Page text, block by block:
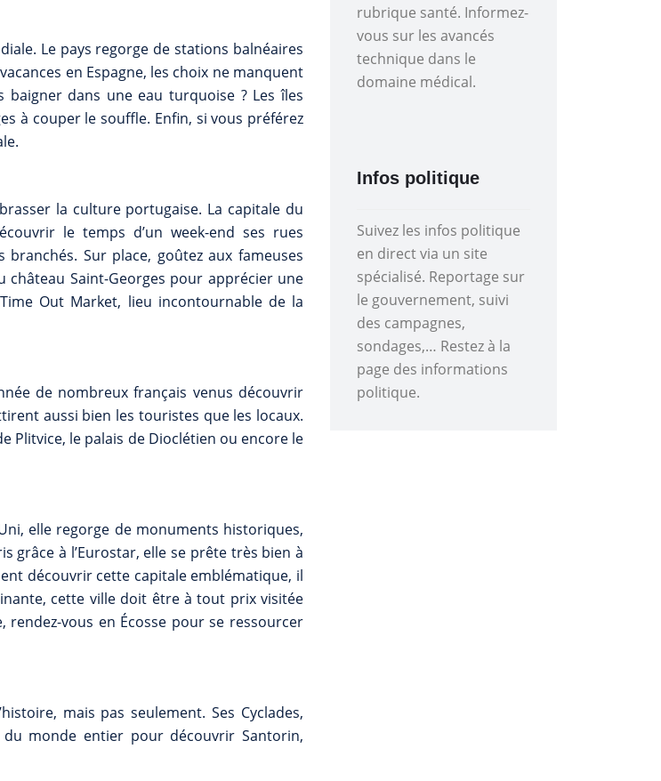
Le pays regorge de stations balnéaires
en Espagne, les choix ne manquent
dans une eau turquoise ? Les îles
à couper le souffle. Enfin, si vous préférez
la culture portugaise. La capitale du
le temps d’un week-end ses rues
Sur place, goûtez aux fameuses
château Saint-Georges pour apprécier une
Out Market, lieu incontournable de la
de nombreux français venus découvrir
aussi bien les touristes que les locaux.
Plitvice, le palais de Dioclétien ou encore le
elle regorge de monuments historiques,
grâce à l’Eurostar, elle se prête très bien à
découvrir cette capitale emblématique, il
cette ville doit être à tout prix visitée
vous en Écosse pour se ressourcer
mais pas seulement. Ses Cyclades,
monde entier pour découvrir Santorin,
rubrique santé. Informez-
vous sur les avancés
technique dans le
domaine médical.
Infos politique
Suivez les infos politique
en direct via un site
spécialisé. Reportage sur
le gouvernement, suivi
des campagnes,
sondages,… Restez à la
page des informations
politique.